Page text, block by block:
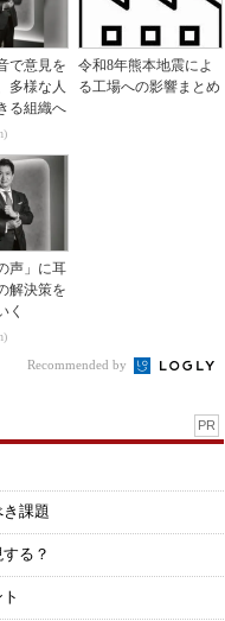
で意見を
多様な人
る組織へ
令和8年熊本地震によ
る工場への影響まとめ
声」に耳
解決策を
く
Recommended by
PR
課題
る？